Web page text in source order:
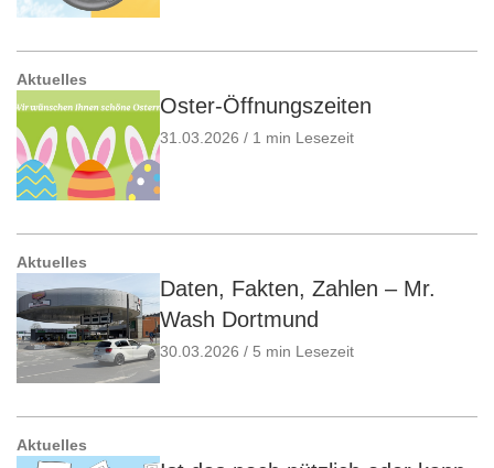
Aktuelles
Oster-Öffnungszeiten
31.03.2026 / 1 min Lesezeit
Aktuelles
Daten, Fakten, Zahlen – Mr.
Wash Dortmund
30.03.2026 / 5 min Lesezeit
Aktuelles